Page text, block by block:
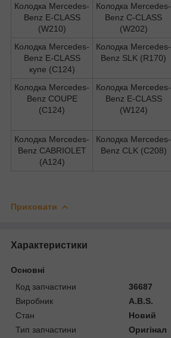
Колодка Mercedes-
Benz E-CLASS
(W210)
Колодка Mercedes-
Benz C-CLASS
(W202)
Колодка Mercedes-
Benz E-CLASS
купе (C124)
Колодка Mercedes-
Benz SLK (R170)
Колодка Mercedes-
Benz COUPE
(C124)
Колодка Mercedes-
Benz E-CLASS
(W124)
Колодка Mercedes-
Benz CABRIOLET
(A124)
Колодка Mercedes-
Benz CLK (C208)
Приховати
Характеристики
Основні
Код запчастини
36687
Виробник
A.B.S.
Стан
Новий
Тип запчастини
Оригінал